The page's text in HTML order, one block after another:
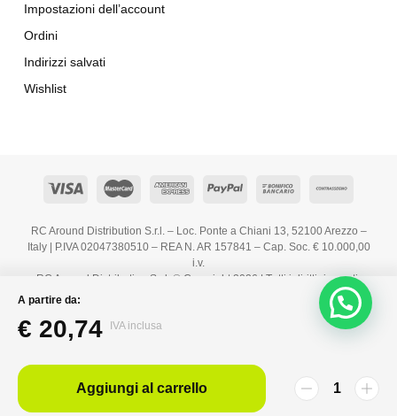
A partire da:
€ 20,74 IVA inclusa
Aggiungi al carrello
Impostazioni dell’account
Ordini
Indirizzi salvati
Wishlist
RC Around Distribution S.r.l. – Loc. Ponte a Chiani 13, 52100 Arezzo –
Italy | P.IVA 02047380510 – REA N. AR 157841 – Cap. Soc. € 10.000,00
i.v.
RC Around Distribution S.r.l. © Copyright 2026 | Tutti i diritti riservati.